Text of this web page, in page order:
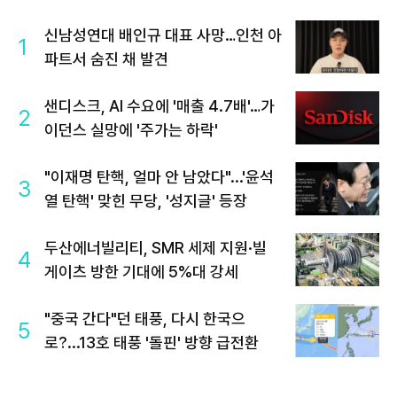
1
신남성연대 배인규 대표 사망…인천 아
파트서 숨진 채 발견
2
샌디스크, AI 수요에 '매출 4.7배'…가
이던스 실망에 '주가는 하락'
3
"이재명 탄핵, 얼마 안 남았다"...'윤석
열 탄핵' 맞힌 무당, '성지글' 등장
4
두산에너빌리티, SMR 세제 지원·빌
게이츠 방한 기대에 5%대 강세
5
"중국 간다"던 태풍, 다시 한국으
로?...13호 태풍 '돌핀' 방향 급전환